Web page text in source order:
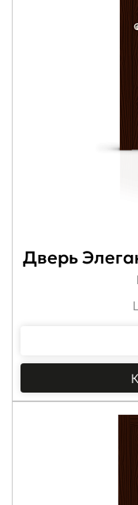
Дверь